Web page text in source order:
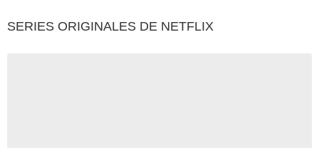
SERIES ORIGINALES DE NETFLIX